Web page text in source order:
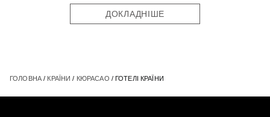
ДОКЛАДНІШЕ
ГОЛОВНА/ КРАЇНИ / КЮРАСАО / ГОТЕЛІ КРАЇНИ